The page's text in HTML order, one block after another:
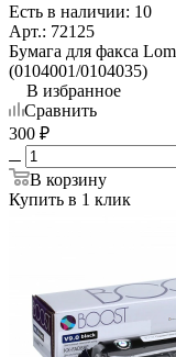
Есть в наличии: 10
Арт.: 72125
Бумага для факса
(0104001/0104035)
В избранное
Сравнить
300 ₽
В корзину
Купить в 1 клик